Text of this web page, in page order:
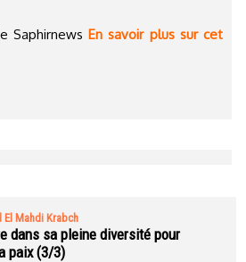
SaphirnewsEn savoir plus sur cet
El Mahdi Krabch
dans sa pleine diversité pour
paix (3/3)